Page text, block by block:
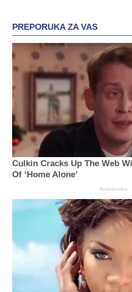
PREPORUKA ZA VAS
Culkin Cracks Up The Web
Of ‘Home Alone’
Brainberries